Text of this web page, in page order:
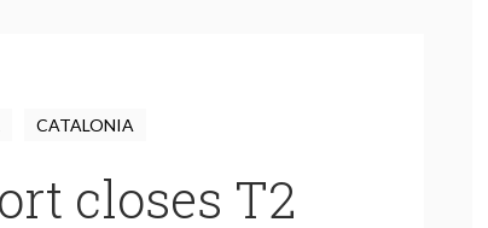
CATALONIA
closes T2